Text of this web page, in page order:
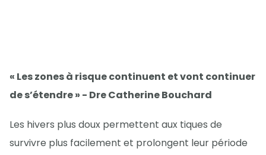
« Les zones à risque continuent et vont continuer
de s’étendre » - Dre Catherine Bouchard
Les hivers plus doux permettent aux tiques de
survivre plus facilement et prolongent leur période